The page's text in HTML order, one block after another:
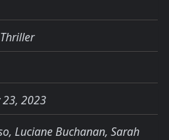
23, 2023
Luciane Buchanan, Sarah